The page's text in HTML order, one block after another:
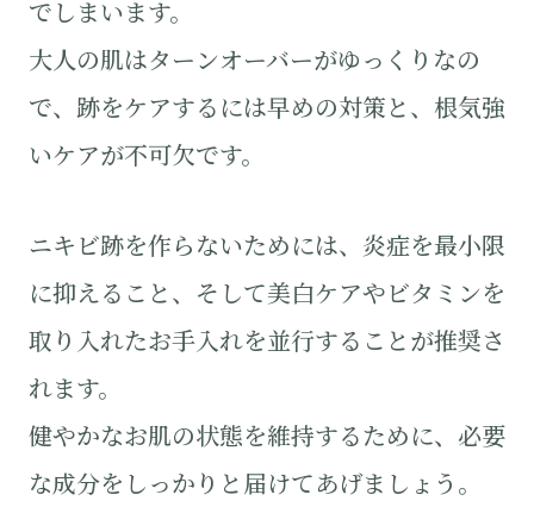
でしまいます。
大人の肌はターンオーバーがゆっくりなの
で、跡をケアするには早めの対策と、根気強
いケアが不可欠です。
ニキビ跡を作らないためには、炎症を最小限
に抑えること、そして美白ケアやビタミンを
取り入れたお手入れを並行することが推奨さ
れます。
健やかなお肌の状態を維持するために、必要
な成分をしっかりと届けてあげましょう。